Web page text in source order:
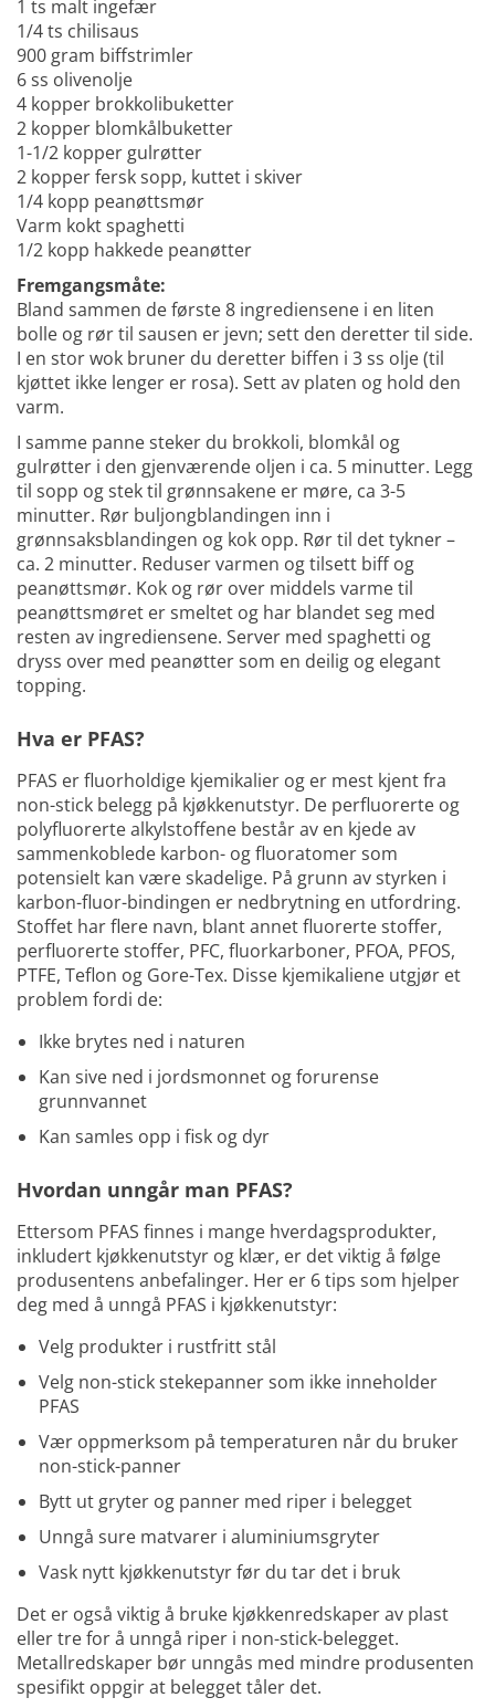
1 ts malt ingefær
1/4 ts chilisaus
900 gram biffstrimler
6 ss olivenolje
4 kopper brokkolibuketter
2 kopper blomkålbuketter
1-1/2 kopper gulrøtter
2 kopper fersk sopp, kuttet i skiver
1/4 kopp peanøttsmør
Varm kokt spaghetti
1/2 kopp hakkede peanøtter
Fremgangsmåte:
Bland sammen de første 8 ingrediensene i en liten
bolle og rør til sausen er jevn; sett den deretter til side.
I en stor wok bruner du deretter biffen i 3 ss olje (til
kjøttet ikke lenger er rosa). Sett av platen og hold den
varm.
I samme panne steker du brokkoli, blomkål og
gulrøtter i den gjenværende oljen i ca. 5 minutter. Legg
til sopp og stek til grønnsakene er møre, ca 3-5
minutter. Rør buljongblandingen inn i
grønnsaksblandingen og kok opp. Rør til det tykner –
ca. 2 minutter. Reduser varmen og tilsett biff og
peanøttsmør. Kok og rør over middels varme til
peanøttsmøret er smeltet og har blandet seg med
resten av ingrediensene. Server med spaghetti og
dryss over med peanøtter som en deilig og elegant
topping.
Hva er PFAS?
PFAS er fluorholdige kjemikalier og er mest kjent fra
non-stick belegg på kjøkkenutstyr. De perfluorerte og
polyfluorerte alkylstoffene består av en kjede av
sammenkoblede karbon- og fluoratomer som
potensielt kan være skadelige. På grunn av styrken i
karbon-fluor-bindingen er nedbrytning en utfordring.
Stoffet har flere navn, blant annet fluorerte stoffer,
perfluorerte stoffer, PFC, fluorkarboner, PFOA, PFOS,
PTFE, Teflon og Gore-Tex. Disse kjemikaliene utgjør et
problem fordi de:
Ikke brytes ned i naturen
Kan sive ned i jordsmonnet og forurense
grunnvannet
Kan samles opp i fisk og dyr
Hvordan unngår man PFAS?
Ettersom PFAS finnes i mange hverdagsprodukter,
inkludert kjøkkenutstyr og klær, er det viktig å følge
produsentens anbefalinger. Her er 6 tips som hjelper
deg med å unngå PFAS i kjøkkenutstyr:
Velg produkter i rustfritt stål
Velg non-stick stekepanner som ikke inneholder
PFAS
Vær oppmerksom på temperaturen når du bruker
non-stick-panner
Bytt ut gryter og panner med riper i belegget
Unngå sure matvarer i aluminiumsgryter
Vask nytt kjøkkenutstyr før du tar det i bruk
Det er også viktig å bruke kjøkkenredskaper av plast
eller tre for å unngå riper i non-stick-belegget.
Metallredskaper bør unngås med mindre produsenten
spesifikt oppgir at belegget tåler det.